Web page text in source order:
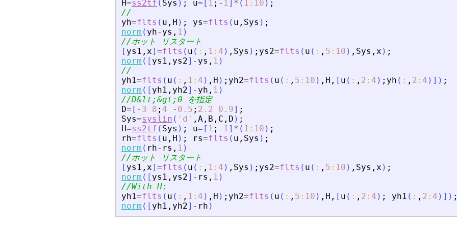
H=ss2tf ( Sys ) ; u= 1 ; - 1 * ( 1 : 10 ) ;
//
yh=flts ( u , H ) ; ys=flts ( u , Sys ) ;
norm ( yh- ys , 1 )
//ホット リスタート
[ ys1 , x] =flts ( u ( : , 1 : 4 ) , Sys ) ; ys2=flts ( u ( : , 5 : 10 ) , Sys , x ) ;
norm ( [ ys1 , ys2] - ys , 1 )
//
yh1=flts ( u ( : , 1 : 4 ) , H ) ; yh2=flts ( u ( : , 5 : 10 ) , H , [ u ( : , 2 : 4 ) ; yh ( : , 2 : 4 ) ] ) ;
norm ( [ yh1 , yh2] - yh , 1 )
//D&lt;&gt;0 を指定
D= [ - 3 8 ; 4 - 0.5 ; 2.2 0.9] ;
Sys=syslin ( ' d ' , A , B , C , D ) ;
H=ss2tf ( Sys ) ; u= [ 1 ; - 1] * ( 1 : 10 ) ;
rh=flts ( u , H ) ; rs=flts ( u , Sys ) ;
norm ( rh- rs , 1 )
//ホット リスタート
[ ys1 , x] =flts ( u ( : , 1 : 4 ) , Sys ) ; ys2=flts ( u ( : , 5 : 10 ) , Sys , x ) ;
norm ( [ ys1 , ys2] - rs , 1 )
//With H:
yh1=flts ( u ( : , 1 : 4 ) , H ) ; yh2=flts ( u ( : , 5 : 10 ) , H , [ u ( : , 2 : 4 ) ; yh1 ( : , 2 : 4 ) ] )
norm ( [ yh1 , yh2] - rh )